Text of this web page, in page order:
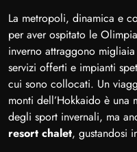
La metropoli, dinamica e
per aver ospitato le
inverno attraggono
servizi offerti e impianti
cui sono collocati. Un
monti dell’Hokkaido è
degli sport invernali, ma
resort chalet, gustandosi